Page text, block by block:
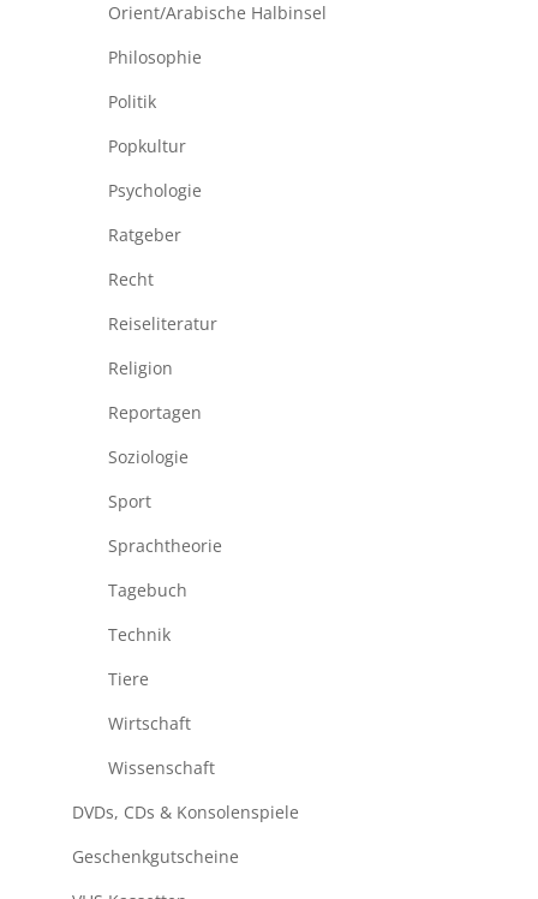
Orient/Arabische Halbinsel
Philosophie
Politik
Popkultur
Psychologie
Ratgeber
Recht
Reiseliteratur
Religion
Reportagen
Soziologie
Sport
Sprachtheorie
Tagebuch
Technik
Tiere
Wirtschaft
Wissenschaft
DVDs, CDs & Konsolenspiele
Geschenkgutscheine